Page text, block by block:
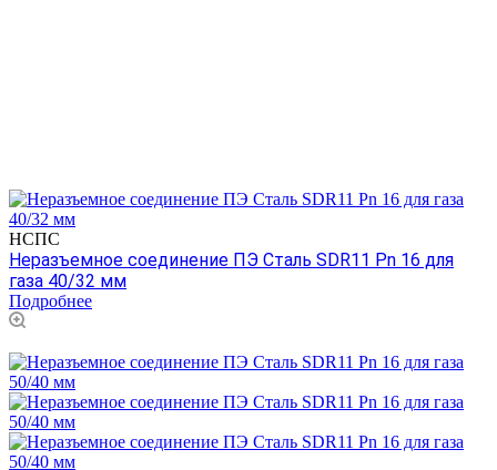
НСПС
Неразъемное соединение ПЭ Сталь SDR11 Pn 16 для
газа 40/32 мм
Подробнее